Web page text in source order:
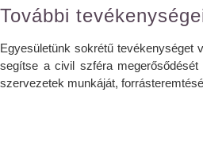
További
Egyesületünk sokrétű tevékenységet
segítse a civil szféra
szervezetek munkáját,